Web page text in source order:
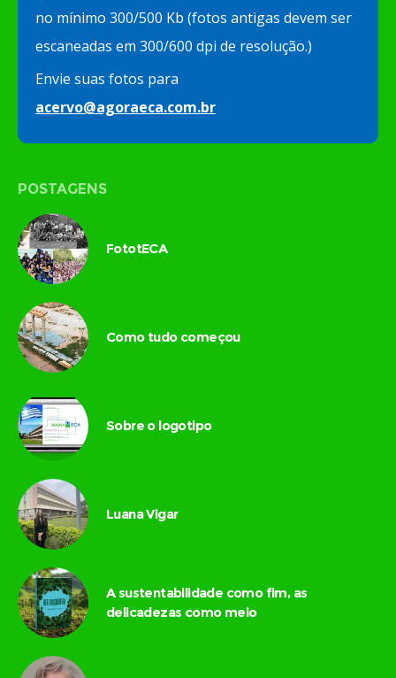
no mínimo 300/500 Kb (fotos antigas devem ser
escaneadas em 300/600 dpi de resolução.)
Envie suas fotos para
acervo@agoraeca.com.br
POSTAGENS
FototECA
Como tudo começou
Sobre o logotipo
Luana Vigar
A sustentabilidade como fim, as
delicadezas como meio